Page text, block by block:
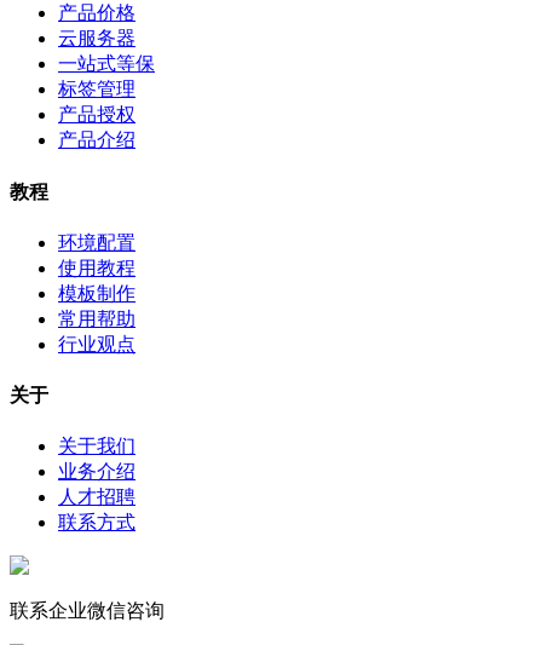
产品价格
云服务器
一站式等保
标签管理
产品授权
产品介绍
教程
环境配置
使用教程
模板制作
常用帮助
行业观点
关于
关于我们
业务介绍
人才招聘
联系方式
联系企业微信咨询